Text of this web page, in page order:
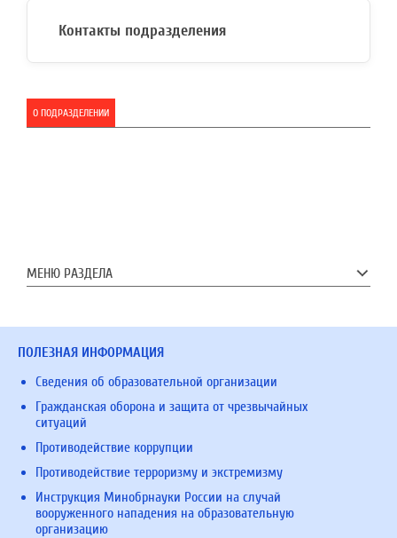
Контакты подразделения
О ПОДРАЗДЕЛЕНИИ
МЕНЮ РАЗДЕЛА
ПОЛЕЗНАЯ ИНФОРМАЦИЯ
Сведения об образовательной организации
Гражданская оборона и защита от чрезвычайных
ситуаций
Противодействие коррупции
Противодействие терроризму и экстремизму
Инструкция Минобрнауки России на случай
вооруженного нападения на образовательную
организацию